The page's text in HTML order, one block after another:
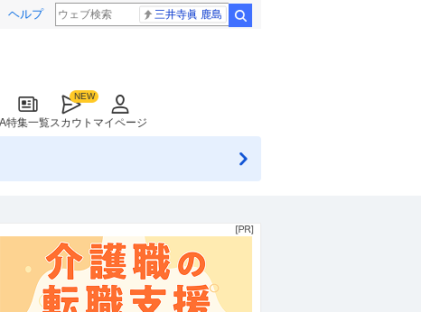
ヘルプ 三井寺眞 鹿島
特集一覧スカウト マイページ